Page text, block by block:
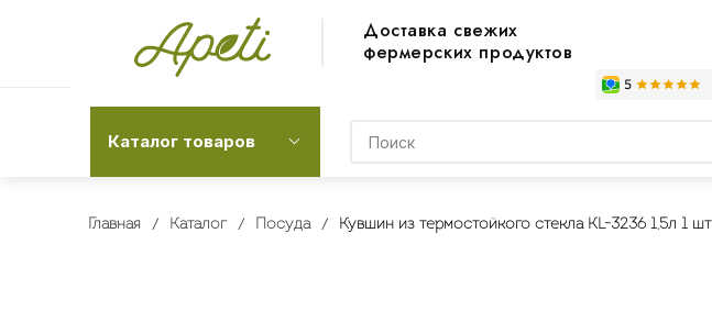
Доставка свежих
фермерских продуктов
Каталог товаров
Главная Каталог Посуда Кувшин из термостойкого стекла KL-3236 1,5л 1 шт